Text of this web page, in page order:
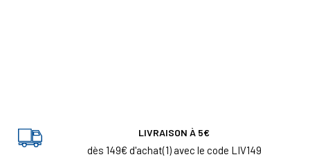
LIVRAISON À 5€
dès 149€ d'achat(1) avec le code LIV149